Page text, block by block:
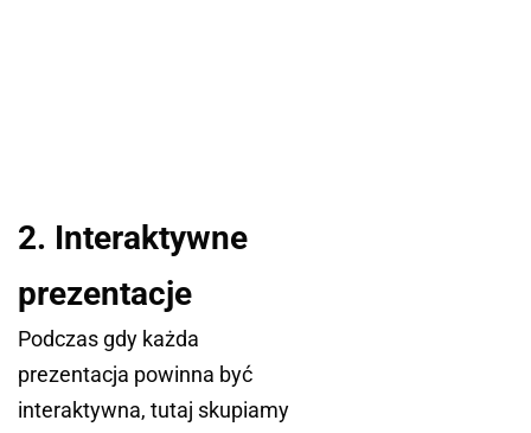
2. Interaktywne
prezentacje
Podczas gdy każda
prezentacja powinna być
interaktywna, tutaj skupiamy